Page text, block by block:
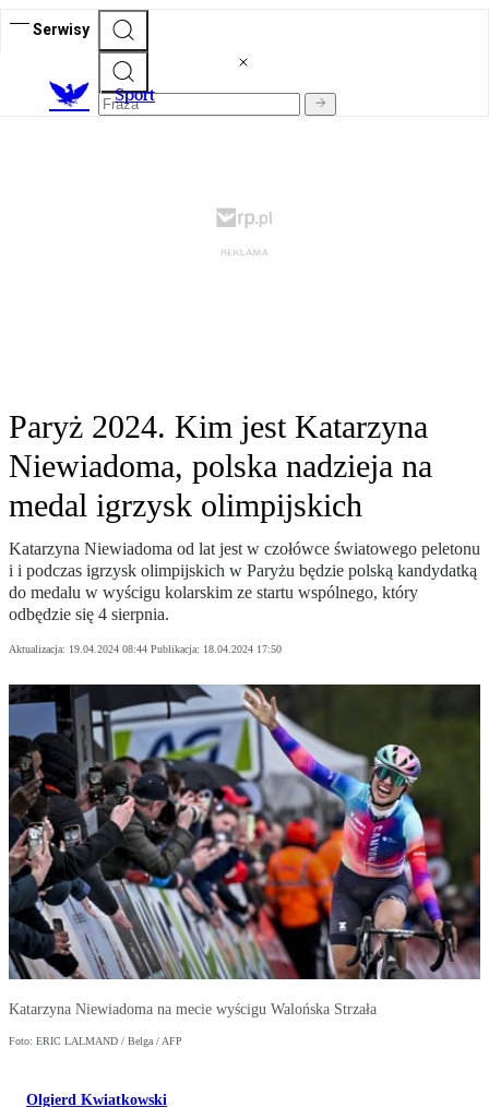
Serwisy
Sport
Paryż 2024. Kim jest Katarzyna
Niewiadoma, polska nadzieja na
medal igrzysk olimpijskich
Katarzyna Niewiadoma od lat jest w czołówce światowego peletonu
i i podczas igrzysk olimpijskich w Paryżu będzie polską kandydatką
do medalu w wyścigu kolarskim ze startu wspólnego, który
odbędzie się 4 sierpnia.
Aktualizacja: 19.04.2024 08:44 Publikacja: 18.04.2024 17:50
Katarzyna Niewiadoma na mecie wyścigu Walońska Strzała
Foto: ERIC LALMAND / Belga / AFP
Olgierd Kwiatkowski